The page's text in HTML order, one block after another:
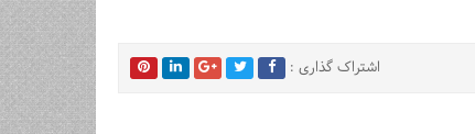
اشتراک گذاری :